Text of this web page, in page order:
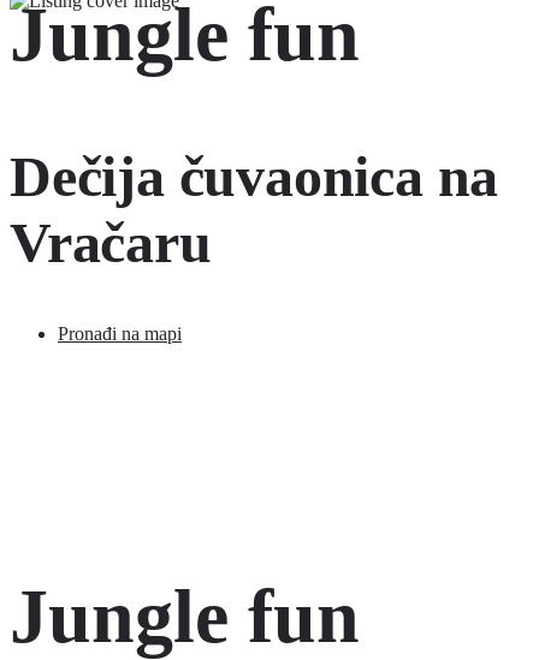
Jungle fun
Dečija čuvaonica na
Vračaru
Pronađi na mapi
Jungle fun